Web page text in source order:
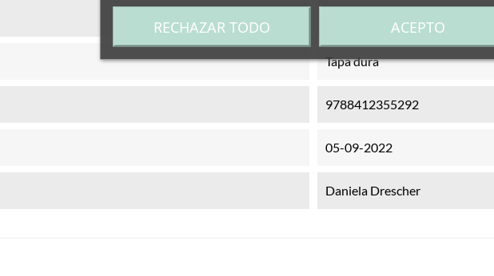
Tapa dura
9788412355292
05-09-2022
Daniela Drescher
RECHAZAR TODO ACEPTO